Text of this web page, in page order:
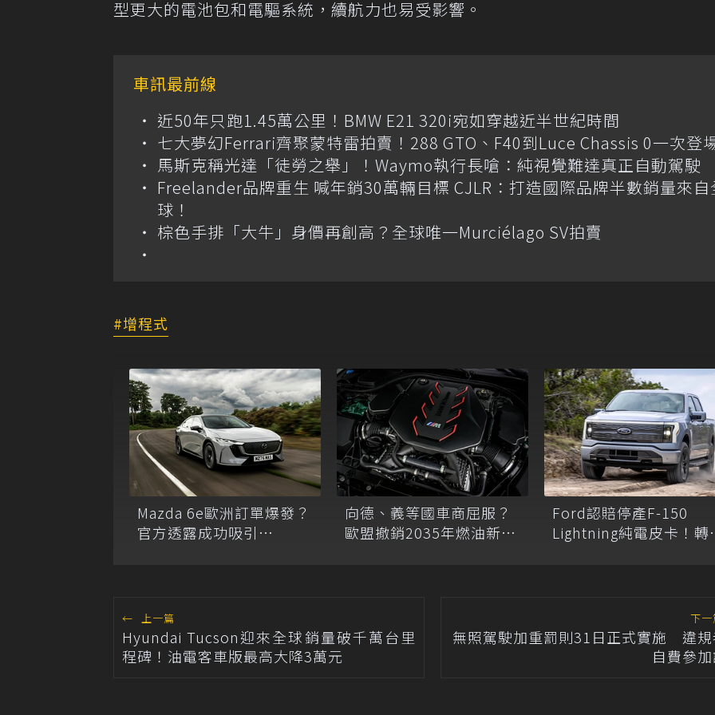
型更大的電池包和電驅系統，續航力也易受影響。
車訊最前線
近50年只跑1.45萬公里！BMW E21 320i宛如穿越近半世紀時間
七大夢幻Ferrari齊聚蒙特雷拍賣！288 GTO、F40到Luce Chassis 0一次登
馬斯克稱光達「徒勞之舉」！Waymo執行長嗆：純視覺難達真正自動駕駛
Freelander品牌重生 喊年銷30萬輛目標 CJLR：打造國際品牌半數銷量來自
球！
棕色手排「大牛」身價再創高？全球唯一Murciélago SV拍賣
增程式
Mazda 6e歐洲訂單爆發？
官方透露成功吸引
向德、義等國車商屈服？
歐盟撤銷2035年燃油新車
Ford認賠停產F-150
Lightning純電皮卡！轉
← 上一篇
Hyundai Tucson迎來全球銷量破千萬台里
程碑！油電客車版最高大降3萬元
下
無照駕駛加重罰則31日正式實施 違
自費參